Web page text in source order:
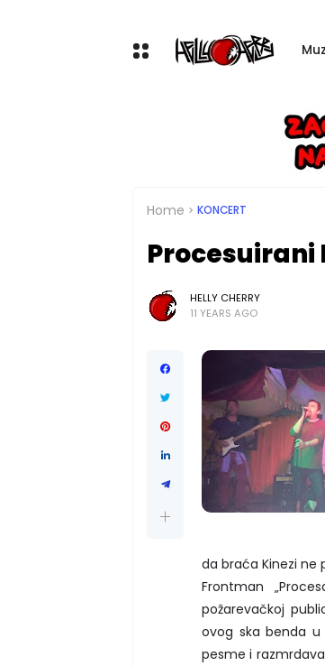
Home KONCERT
Procesuirani
HELLY CHERRY
11 YEARS AGO
da braća Kinezi ne
Frontman
požarevačkoj
ovog ska benda u
pesme i